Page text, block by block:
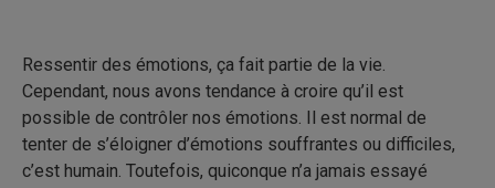
Ressentir des émotions, ça fait partie de la vie.
Cependant, nous avons tendance à croire qu’il est
possible de contrôler nos émotions. Il est normal de
tenter de s’éloigner d’émotions souffrantes ou difficiles,
c’est humain. Toutefois, quiconque n’a jamais essayé